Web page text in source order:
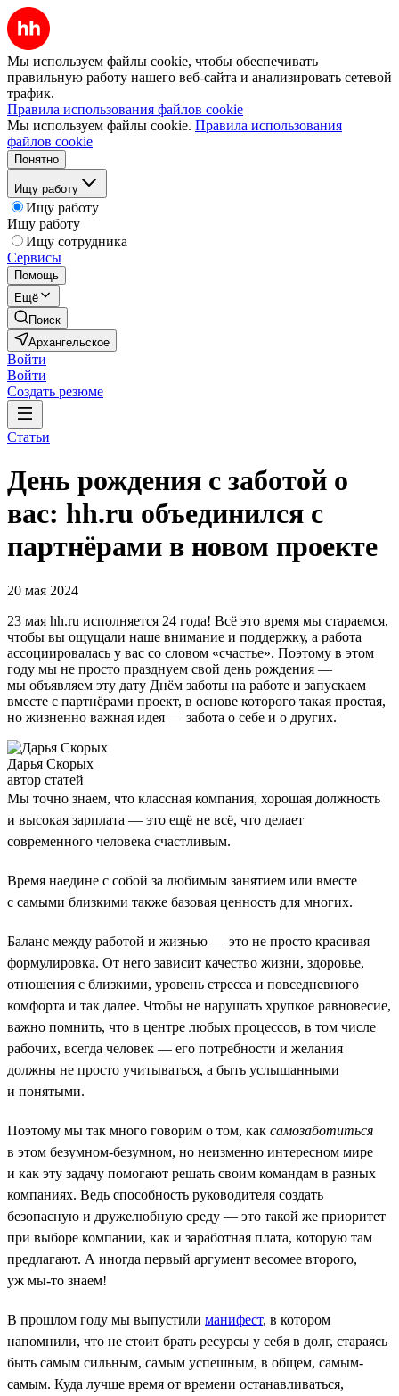
Мы используем файлы cookie, чтобы обеспечивать
правильную работу нашего веб-сайта и анализировать сетевой
трафик.
Правила использования файлов cookie
Мы используем файлы cookie. Правила использования
файлов cookie
Понятно
Ищу работу
Ищу работу
Ищу работу
Ищу сотрудника
Сервисы
Помощь
Ещё
Поиск
Архангельское
Войти
Войти
Создать резюме
Статьи
День рождения с заботой о
вас: hh.ru объединился с
партнёрами в новом проекте
20 мая 2024
23 мая hh.ru исполняется 24 года! Всё это время мы стараемся,
чтобы вы ощущали наше внимание и поддержку, а работа
ассоциировалась у вас со словом «счастье». Поэтому в этом
году мы не просто празднуем свой день рождения —
мы объявляем эту дату Днём заботы на работе и запускаем
вместе с партнёрами проект, в основе которого такая простая,
но жизненно важная идея — забота о себе и о других.
Дарья Скорых
автор статей
Мы точно знаем, что классная компания, хорошая должность
и высокая зарплата — это ещё не всё, что делает
современного человека счастливым.
Время наедине с собой за любимым занятием или вместе
с самыми близкими также базовая ценность для многих.
Баланс между работой и жизнью — это не просто красивая
формулировка. От него зависит качество жизни, здоровье,
отношения с близкими, уровень стресса и повседневного
комфорта и так далее. Чтобы не нарушать хрупкое равновесие,
важно помнить, что в центре любых процессов, в том числе
рабочих, всегда человек — его потребности и желания
должны не просто учитываться, а быть услышанными
и понятыми.
Поэтому мы так много говорим о том, как самозаботиться
в этом безумном-безумном, но неизменно интересном мире
и как эту задачу помогают решать своим командам в разных
компаниях. Ведь способность руководителя создать
безопасную и дружелюбную среду — это такой же приоритет
при выборе компании, как и заработная плата, которую там
предлагают. А иногда первый аргумент весомее второго,
уж мы-то знаем!
В прошлом году мы выпустили манифест, в котором
напомнили, что не стоит брать ресурсы у себя в долг, стараясь
быть самым сильным, самым успешным, в общем, самым-
самым. Куда лучше время от времени останавливаться,